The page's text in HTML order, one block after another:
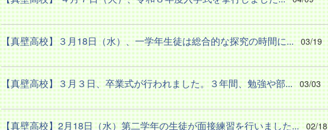
【真壁高校】３月18日（水）、一学年生徒は総合的な探究の時間に... 03/19
【真壁高校】３月３日、卒業式が行われました。３年間、勉強や部... 03/03
【真壁高校】2月18日（水）第二学年の生徒が面接練習を行いました... 02/18